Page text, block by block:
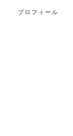
プロフィール